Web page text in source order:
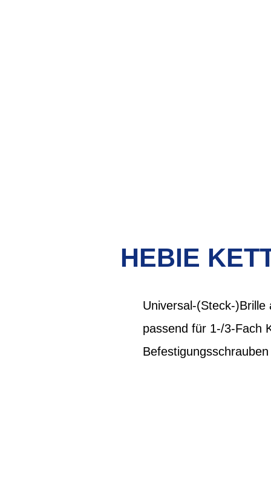
HEBIE
Universal-(Steck-
passend für 1-/3-Fach